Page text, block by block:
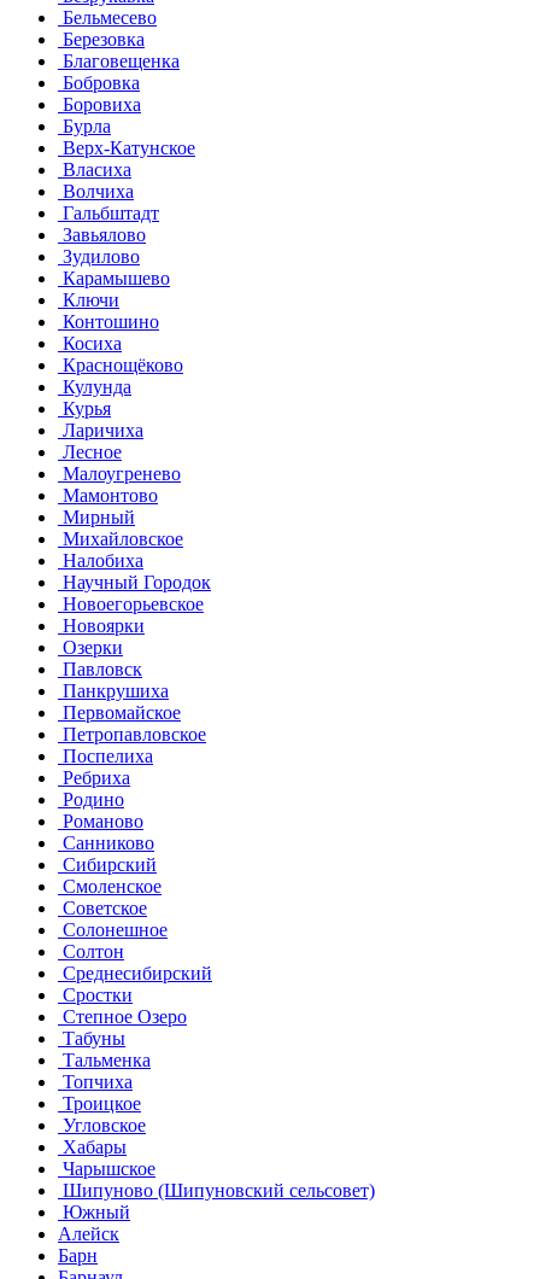
Бельмесево
Березовка
Благовещенка
Бобровка
Боровиха
Бурла
Верх-Катунское
Власиха
Волчиха
Гальбштадт
Завьялово
Зудилово
Карамышево
Ключи
Контошино
Косиха
Краснощёково
Кулунда
Курья
Ларичиха
Лесное
Малоугренево
Мамонтово
Мирный
Михайловское
Налобиха
Научный Городок
Новоегорьевское
Новоярки
Озерки
Павловск
Панкрушиха
Первомайское
Петропавловское
Поспелиха
Ребриха
Родино
Романово
Санниково
Сибирский
Смоленское
Советское
Солонешное
Солтон
Среднесибирский
Сростки
Степное Озеро
Табуны
Тальменка
Топчиха
Троицкое
Угловское
Хабары
Чарышское
Шипуново (Шипуновский сельсовет)
Южный
Алейск
Барн